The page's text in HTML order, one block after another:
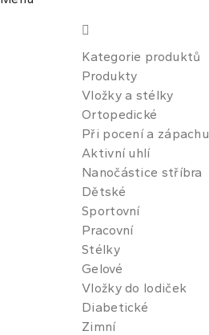
Kategorie produktů
Produkty
Vložky a stélky
Ortopedické
Při pocení a zápachu
Aktivní uhlí
Nanočástice stříbra
Dětské
Sportovní
Pracovní
Stélky
Gelové
Vložky do lodiček
Diabetické
Zimní